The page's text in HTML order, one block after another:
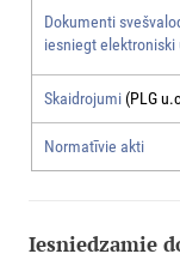
Dokumenti
iesniegt elektroniski
Skaidrojumi(PLG
Normatīvie akti
Iesniedzamie